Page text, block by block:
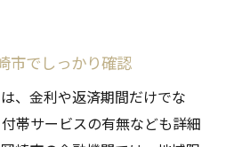
市でしっかり確認
、金利や返済期間だけでな
帯サービスの有無なども詳細